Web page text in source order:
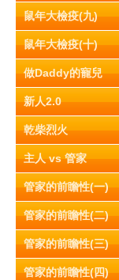
鼠年大檢疫(九)
鼠年大檢疫(十)
做Daddy的寵兒
新人2.0
乾柴烈火
主人 vs 管家
管家的前瞻性(一)
管家的前瞻性(二)
管家的前瞻性(三)
管家的前瞻性(四)